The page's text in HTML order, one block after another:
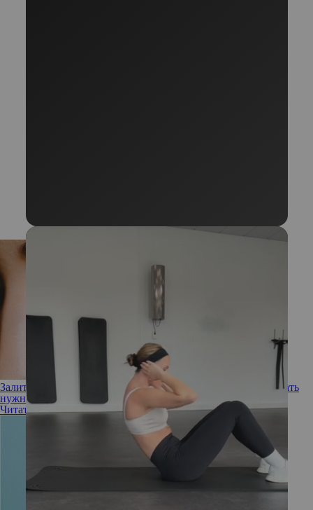
Залиться краской: как правильно наносить румяна и создавать
нужные эффекты
Читать полностью